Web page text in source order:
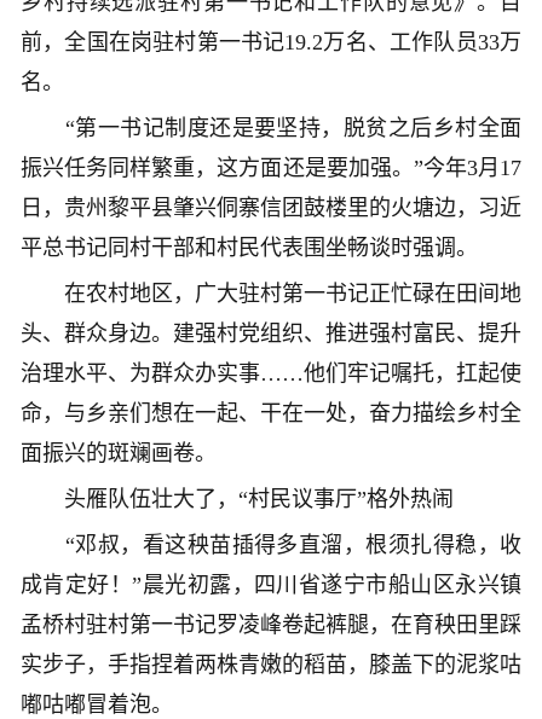
前，全国在岗驻村第一书记19.2万名、工作队员33万
名。
“第一书记制度还是要坚持，脱贫之后乡村全面
振兴任务同样繁重，这方面还是要加强。”今年3月17
日，贵州黎平县肇兴侗寨信团鼓楼里的火塘边，习近
平总书记同村干部和村民代表围坐畅谈时强调。
在农村地区，广大驻村第一书记正忙碌在田间地
头、群众身边。建强村党组织、推进强村富民、提升
治理水平、为群众办实事……他们牢记嘱托，扛起使
命，与乡亲们想在一起、干在一处，奋力描绘乡村全
面振兴的斑斓画卷。
头雁队伍壮大了，“村民议事厅”格外热闹
“邓叔，看这秧苗插得多直溜，根须扎得稳，收
成肯定好！”晨光初露，四川省遂宁市船山区永兴镇
孟桥村驻村第一书记罗凌峰卷起裤腿，在育秧田里踩
实步子，手指捏着两株青嫩的稻苗，膝盖下的泥浆咕
嘟咕嘟冒着泡。